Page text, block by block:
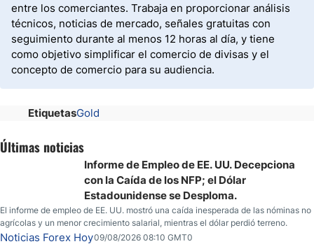
entre los comerciantes. Trabaja en proporcionar análisis
técnicos, noticias de mercado, señales gratuitas con
seguimiento durante al menos 12 horas al día, y tiene
como objetivo simplificar el comercio de divisas y el
concepto de comercio para su audiencia.
EtiquetasGold
Últimas noticias
Informe de Empleo de EE. UU. Decepciona
con la Caída de los NFP; el Dólar
Estadounidense se Desploma.
El informe de empleo de EE. UU. mostró una caída inesperada de las nóminas no
agrícolas y un menor crecimiento salarial, mientras el dólar perdió terreno.
Noticias Forex Hoy09/08/2026 08:10 GMT0